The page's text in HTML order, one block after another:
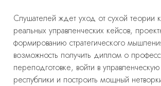
Слушателей ждет уход от сухой теории
реальных управленческих кейсов,
формированию стратегического
возможность получить диплом о
переподготовке, войти в
республики и построить мощный